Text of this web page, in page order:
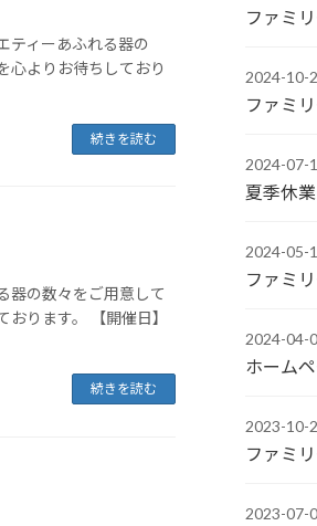
ティーあふれる器の
心よりお待ちしており
続きを読む
器の数々をご用意して
ります。 【開催日】
続きを読む
ファミ
2024-10-
ファミ
2024-07-
夏季休
2024-05-
ファミ
2024-04-
ホーム
2023-10-
ファミ
2023-07-